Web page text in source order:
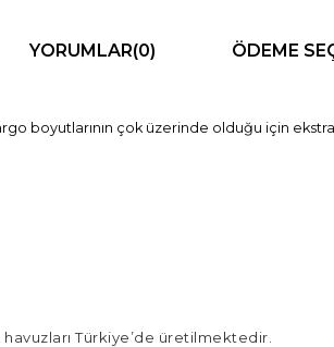
YORUMLAR(0) ÖDEME
boyutlarının çok üzerinde olduğu için
Türkiye’de üretilmektedir.